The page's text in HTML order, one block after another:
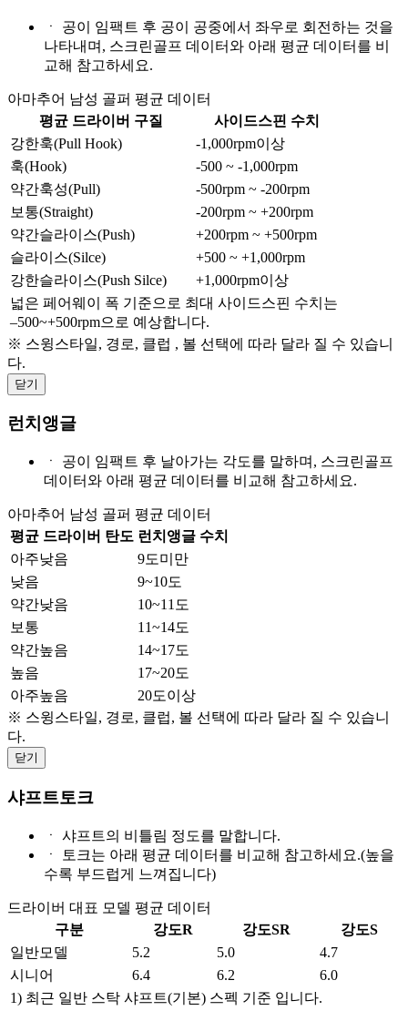
ㆍ
공이 임팩트 후 공이 공중에서 좌우로 회전하는 것을
나타내며, 스크린골프 데이터와 아래 평균 데이터를 비
교해 참고하세요.
아마추어 남성 골퍼 평균 데이터
평균 드라이버 구질
사이드스핀 수치
강한훅(Pull Hook)
-1,000rpm이상
훅(Hook)
-500 ~ -1,000rpm
약간훅성(Pull)
-500rpm ~ -200rpm
보통(Straight)
-200rpm ~ +200rpm
약간슬라이스(Push)
+200rpm ~ +500rpm
슬라이스(Silce)
+500 ~ +1,000rpm
강한슬라이스(Push Silce)
+1,000rpm이상
넓은 페어웨이 폭 기준으로 최대 사이드스핀 수치는
–500~+500rpm으로 예상합니다.
※ 스윙스타일, 경로, 클럽 , 볼 선택에 따라 달라 질 수 있습니
다.
닫기
런치앵글
ㆍ
공이 임팩트 후 날아가는 각도를 말하며, 스크린골프
데이터와 아래 평균 데이터를 비교해 참고하세요.
아마추어 남성 골퍼 평균 데이터
평균 드라이버 탄도 런치앵글 수치
아주낮음
9도미만
낮음
9~10도
약간낮음
10~11도
보통
11~14도
약간높음
14~17도
높음
17~20도
아주높음
20도이상
※ 스윙스타일, 경로, 클럽, 볼 선택에 따라 달라 질 수 있습니
다.
닫기
샤프트토크
ㆍ
샤프트의 비틀림 정도를 말합니다.
ㆍ
토크는 아래 평균 데이터를 비교해 참고하세요.(높을
수록 부드럽게 느껴집니다)
드라이버 대표 모델 평균 데이터
구분
강도R 강도SR
강도S
일반모델
5.2 5.0
4.7
시니어
6.4 6.2
6.0
1) 최근 일반 스탁 샤프트(기본) 스펙 기준 입니다.